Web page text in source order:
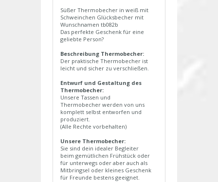
Süßer Thermobecher in weiß mit
Schweinchen Glücksbecher mit
Wunschnamen tb082b
Das perfekte Geschenk für eine
geliebte Person?
Beschreibung Thermobecher:
Der praktische Thermobecher ist
leicht und sicher zu verschließen.
Entwurf und Gestaltung des
Thermobecher:
Unsere Tassen und
Thermobecher werden von uns
komplett selbst entworfen und
produziert.
(Alle Rechte vorbehalten)
Unsere Thermobecher:
Sie sind dein idealer Begleiter
beim gemütlichen Frühstück oder
für unterwegs oder aber auch als
Mitbringsel oder kleines Geschenk
für Freunde bestens geeignet.